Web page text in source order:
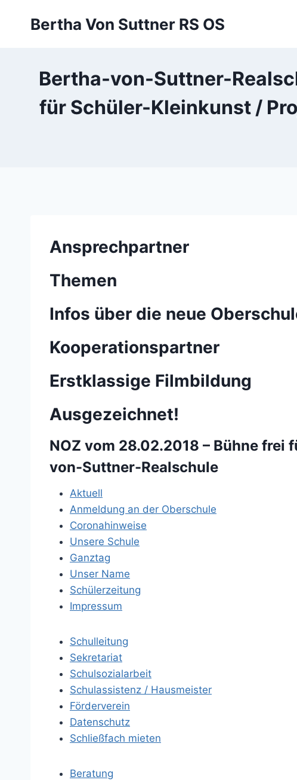
Bertha Von Suttner RS OS
Bertha-von-Suttner-
für Schüler-Kleinkunst /
Ansprechpartner
Themen
Infos über die neue
Kooperationspartner
Erstklassige Filmbildung
Ausgezeichnet!
NOZ vom 28.02.2018 – Bühne frei
von-Suttner-Realschule
Aktuell
Anmeldung an der Oberschule
Coronahinweise
Unsere Schule
Ganztag
Unser Name
Schülerzeitung
Impressum
Schulleitung
Sekretariat
Schulsozialarbeit
Schulassistenz / Hausmeister
Förderverein
Datenschutz
Schließfach mieten
Beratung